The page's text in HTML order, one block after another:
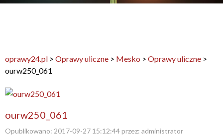
oprawy24.pl > Oprawy uliczne > Mesko > Oprawy uliczne >
ourw250_061
ourw250_061
Opublikowano: 2017-09-27 15:12:44przez: administrator